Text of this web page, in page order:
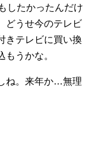
したかったんだけ
どうせ今のテレビ
きテレビに買い換
うかな。
ね。来年か…無理